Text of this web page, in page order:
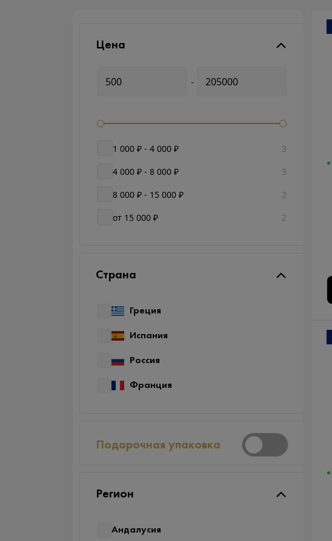
Цена
-
1 000 ₽ - 4 000 ₽
3
4 000 ₽ - 8 000 ₽
5
8 000 ₽ - 15 000 ₽
2
от 15 000 ₽
2
Страна
Греция
Испания
Россия
Франция
Подарочная упаковка
Регион
Андалусия